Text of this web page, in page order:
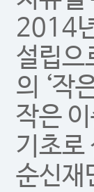
2014
설립으
의 ‘작
작은
기초로
순신재